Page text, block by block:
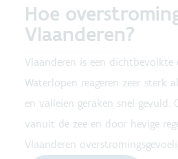
Hoe
Vlaanderen?
Vlaanderen is een dichtbevolkte
Waterlopen reageren zeer sterk
en valleien geraken snel gevuld.
vanuit de zee en door hevige
Vlaanderen